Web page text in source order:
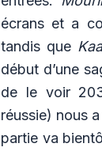
écrans et a
tandis que
début d’une
de le voir
réussie) nous
partie va